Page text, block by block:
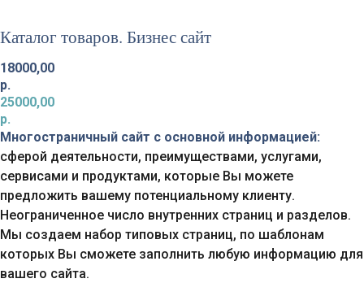
Каталог товаров. Бизнес сайт
18000,00
р.
25000,00
р.
Многостраничный сайт с основной информацией:
сферой деятельности, преимуществами, услугами,
сервисами и продуктами, которые Вы можете
предложить вашему потенциальному клиенту.
Неограниченное число внутренних страниц и разделов.
Мы создаем набор типовых страниц, по шаблонам
которых Вы сможете заполнить любую информацию для
вашего сайта.